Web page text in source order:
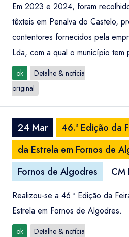
Em 2023 e 2024, foram
têxteis em Penalva do Castelo,
contentores fornecidos pela
Lda, com a qual o município
ok
Detalhe & notícia
original
24 Mar
46.ª Edição da
da Estrela em Fornos de
Fornos de Algodres
CM
Realizou-se a 46.ª Edição da
Estrela em Fornos de Algodres.
ok
Detalhe & notícia